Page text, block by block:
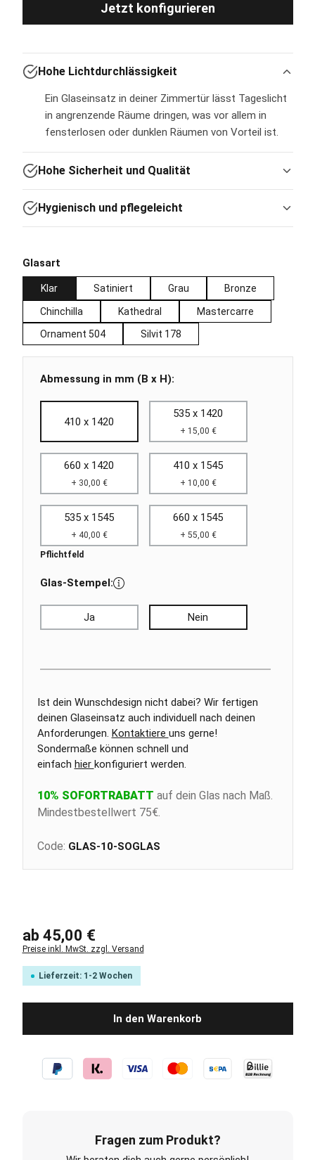
Jetzt konfigurieren
Hohe Lichtdurchlässigkeit
Ein Glaseinsatz in deiner Zimmertür lässt Tageslicht
in angrenzende Räume dringen, was vor allem in
fensterlosen oder dunklen Räumen von Vorteil ist.
Hohe Sicherheit und Qualität
Hygienisch und pflegeleicht
Regulärer Preis:
ab 45,00 €
Preise inkl. MwSt. zzgl. Versand
Lieferzeit: 1-2 Wochen
Glasartauswählen
Klar Satiniert Grau Bronze
Chinchilla Kathedral
Mastercarre
Ornament 504
Silvit 178
Abmessung in mm (B x H):
410 x 1420
535 x 1420
+ 15,00 €
660 x 1420
+ 30,00 €
410 x 1545
+ 10,00 €
535 x 1545
+ 40,00 €
660 x 1545
+ 55,00 €
Pflichtfeld
Glas-Stempel:
Ja Nein
Ist dein Wunschdesign nicht dabei? Wir fertigen
deinen Glaseinsatz auch individuell nach deinen
Anforderungen. Kontaktiere uns gerne!
Sondermaße können schnell und
einfach hier konfiguriert werden.
10% SOFORTRABATT auf dein Glas nach Maß.
Mindestbestellwert 75€.
Code: GLAS-10-SOGLAS
In den Warenkorb
Fragen zum Produkt?